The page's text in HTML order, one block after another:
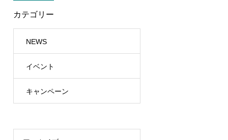
カテゴリー
NEWS
イベント
キャンペーン